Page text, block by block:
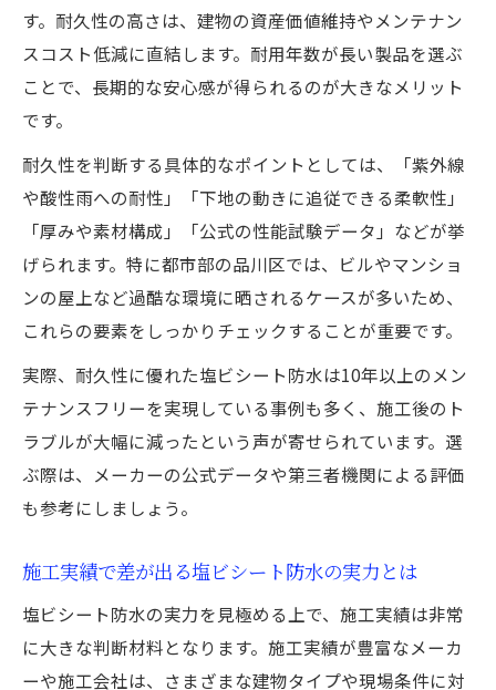
す。耐久性の高さは、建物の資産価値維持やメンテナン
スコスト低減に直結します。耐用年数が長い製品を選ぶ
ことで、長期的な安心感が得られるのが大きなメリット
です。
耐久性を判断する具体的なポイントとしては、「紫外線
や酸性雨への耐性」「下地の動きに追従できる柔軟性」
「厚みや素材構成」「公式の性能試験データ」などが挙
げられます。特に都市部の品川区では、ビルやマンショ
ンの屋上など過酷な環境に晒されるケースが多いため、
これらの要素をしっかりチェックすることが重要です。
実際、耐久性に優れた塩ビシート防水は10年以上のメン
テナンスフリーを実現している事例も多く、施工後のト
ラブルが大幅に減ったという声が寄せられています。選
ぶ際は、メーカーの公式データや第三者機関による評価
も参考にしましょう。
施工実績で差が出る塩ビシート防水の実力とは
塩ビシート防水の実力を見極める上で、施工実績は非常
に大きな判断材料となります。施工実績が豊富なメーカ
ーや施工会社は、さまざまな建物タイプや現場条件に対